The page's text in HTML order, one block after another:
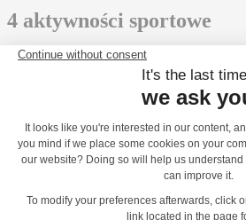
4 aktywności sportowe
4 aktywności sportowe
Aplikacja ACTI'FUN